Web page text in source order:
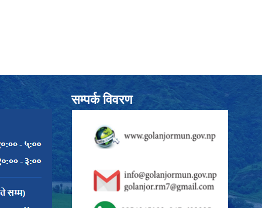
सम्पर्क विवरण